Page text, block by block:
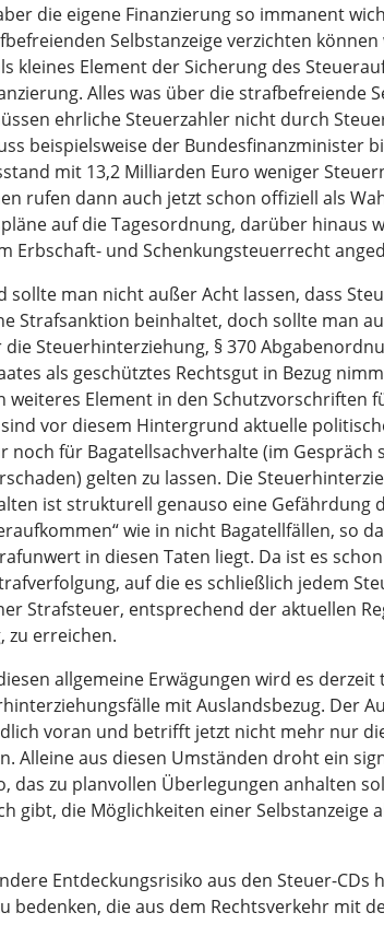
die eigene Finanzierung so immanent
Selbstanzeige verzichten
kleines Element der Sicherung des
Alles was über die strafbefreiende
ehrliche Steuerzahler nicht durch
beispielsweise der Bundesfinanzminister
mit 13,2 Milliarden Euro weniger
rufen dann auch jetzt schon offiziell als
auf die Tagesordnung, darüber hinaus
Erbschaft- und Schenkungsteuerrecht
sollte man nicht außer Acht lassen, dass
Strafsanktion beinhaltet, doch sollte man
Steuerhinterziehung, § 370
als geschütztes Rechtsgut in Bezug
weiteres Element in den Schutzvorschriften
vor diesem Hintergrund aktuelle
noch für Bagatellsachverhalte (im Gespräch
gelten zu lassen. Die
ist strukturell genauso eine Gefährdung
wie in nicht Bagatellfällen, so
in diesen Taten liegt. Da ist es
auf die es schließlich jedem
Strafsteuer, entsprechend der aktuellen
zu erreichen.
allgemeine Erwägungen wird es
mit Auslandsbezug. Der
voran und betrifft jetzt nicht mehr nur
Alleine aus diesen Umständen droht ein
das zu planvollen Überlegungen anhalten
gibt, die Möglichkeiten einer Selbstanzeige
Entdeckungsrisiko aus den Steuer-CDs
bedenken, die aus dem Rechtsverkehr mit